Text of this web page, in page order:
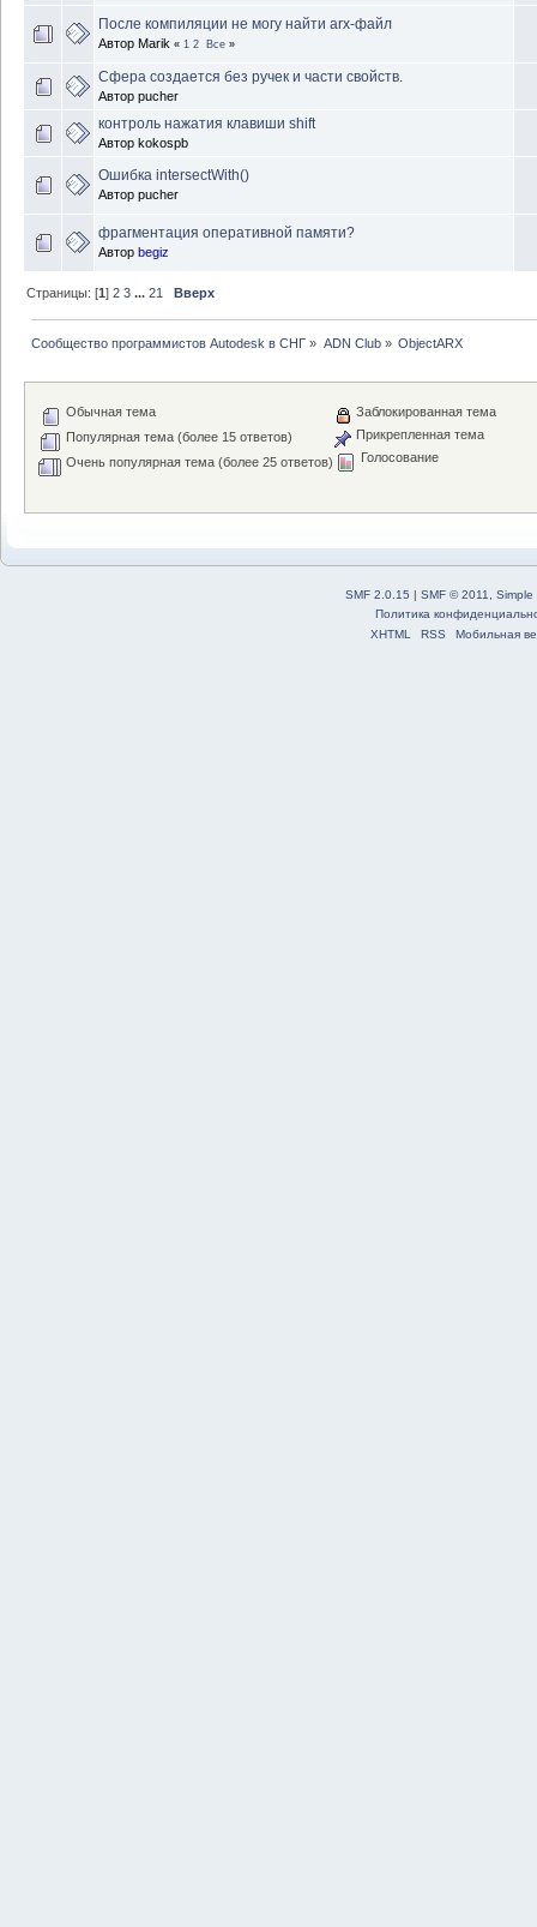
После компиляции не могу найти arx-файл
Автор Marik « 1 2 Все »
Cфера создается без ручек и части свойств.
Автор pucher
контроль нажатия клавиши shift
Автор kokospb
Ошибка intersectWith()
Автор pucher
фрагментация оперативной памяти?
Автор begiz
Страницы: [1]2 3 ...21 Вверх
Сообщество программистов Autodesk в СНГ » ADN Club» ObjectARX
Обычная тема
Популярная тема (более 15 ответов)
Очень популярная тема (более 25 ответов)
Заблокированная тема
Прикрепленная тема
Голосование
SMF 2.0.15 | SMF © 2011
Simple
Политика
XHTML
RSS Мобильная